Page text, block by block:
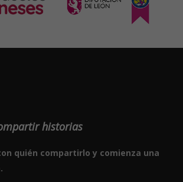
historias
quién compartirlo y comienza una